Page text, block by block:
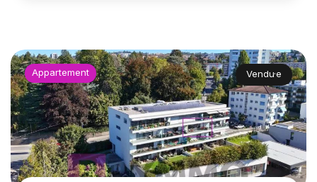
Appartement Vendu·e